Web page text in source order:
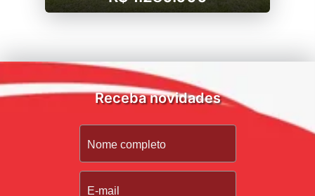
Receba novidades